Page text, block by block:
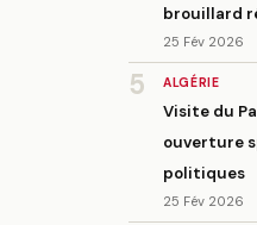
brouillard
25 Fév 2026
5 ALGÉRIE
Visite du
ouverture
politiques
25 Fév 2026